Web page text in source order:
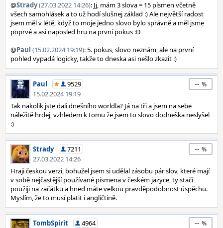
@Strady(27.03.2022 14:26): Jj, mám 3 slova = 15 písmen včetně
všech samohlásek a to už hodí slušnej základ :) Ale největší radost
jsem měl v létě, když to moje jedno slovo bylo správně a měl jsme
poprvé a asi naposled hru na první pokus :D
@Paul (15.02.2024 19:19): 5. pokus, slovo neznám, ale na první
pohled vypadá logicky, takže to dneska asi nešlo zkazit :)
Paul
9529
15.02.2024 19:19
--
Tak nakolik jste dali dnešního worldla? Já na tři a jsem na sebe
náležitě hrdej, vzhledem k tomu že jsem to slovo dodneška neslyšel
:)
Strady
7211
27.03.2022 14:26
--
Hraji českou verzi, bohužel jsem si udělal zásobu pár slov, které mají
v sobě nejčastější používané písmena v českém jazyce, ty stačí
použiji na začátku a hned máte velkou pravděpodobnost úspěchu.
Myslím, že to musí platit i angličtině.
TombSpirit
4964
--